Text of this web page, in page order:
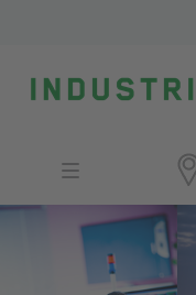
IPH-Mitarbeiter